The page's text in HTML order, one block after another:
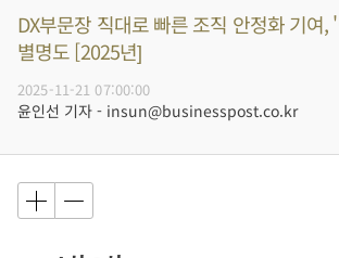
DX부문장 직대로 빠른 조직 안정화 기여,
별명도 [2025년]
2025-11-21 07:00:00
윤인선 기자 - insun@businesspost.co.kr